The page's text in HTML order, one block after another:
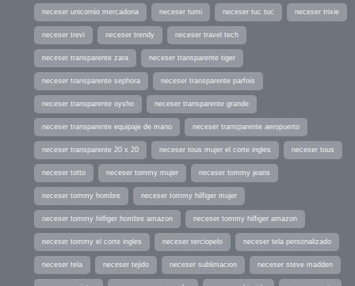
neceser unicornio mercadona neceser tumi neceser tuc tuc neceser trixie
neceser trevi neceser trendy neceser travel tech
neceser transparente zara neceser transparente tiger
neceser transparente sephora neceser transparente parfois
neceser transparente oysho neceser transparente grande
neceser transparente equipaje de mano neceser transparente aeropuerto
neceser transparente 20 x 20 neceser tous mujer el corte ingles neceser tous
neceser totto neceser tommy mujer neceser tommy jeans
neceser tommy hombre neceser tommy hilfiger mujer
neceser tommy hilfiger hombre amazon neceser tommy hilfiger amazon
neceser tommy el corte ingles neceser terciopelo neceser tela personalizado
neceser tela neceser tejido neceser sublimacion neceser steve madden